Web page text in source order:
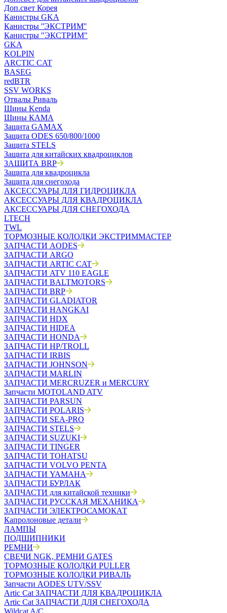
Доп.свет Корея
Канистры GKA
Канистры ''ЭКСТРИМ''
Канистры "ЭКСТРИМ"
GKA
KOLPIN
ARCTIC CAT
BASEG
redBTR
SSV WORKS
Отвалы Риваль
Шины Kenda
Шины КАМА
Защита GAMAX
Защита ODES 650/800/1000
Защита STELS
Защита для китайских квадроциклов
ЗАЩИТА BRP
Защита для квадроцикла
Защита для снегохода
АКСЕССУАРЫ ДЛЯ ГИДРОЦИКЛА
АКСЕССУАРЫ ДЛЯ КВАДРОЦИКЛА
АКСЕССУАРЫ ДЛЯ СНЕГОХОДА
LTECH
TWL
ТОРМОЗНЫЕ КОЛОДКИ ЭКСТРИММАСТЕР
ЗАПЧАСТИ AODES
ЗАПЧАСТИ ARGO
ЗАПЧАСТИ ARTIC CAT
ЗАПЧАСТИ ATV 110 EAGLE
ЗАПЧАСТИ BALTMOTORS
ЗАПЧАСТИ BRP
ЗАПЧАСТИ GLADIATOR
ЗАПЧАСТИ HANGKAI
ЗАПЧАСТИ HDX
ЗАПЧАСТИ HIDEA
ЗАПЧАСТИ HONDA
ЗАПЧАСТИ HP/TROLL
ЗАПЧАСТИ IRBIS
ЗАПЧАСТИ JOHNSON
ЗАПЧАСТИ MARLIN
ЗАПЧАСТИ MERCRUZER и MERCURY
Запчасти MOTOLAND ATV
ЗАПЧАСТИ PARSUN
ЗАПЧАСТИ POLARIS
ЗАПЧАСТИ SEA-PRO
ЗАПЧАСТИ STELS
ЗАПЧАСТИ SUZUKI
ЗАПЧАСТИ TINGER
ЗАПЧАСТИ TOHATSU
ЗАПЧАСТИ VOLVO PENTA
ЗАПЧАСТИ YAMAHA
ЗАПЧАСТИ БУРЛАК
ЗАПЧАСТИ для китайской техники
ЗАПЧАСТИ РУССКАЯ МЕХАНИКА
ЗАПЧАСТИ ЭЛЕКТРОСАМОКАТ
Капролоновые детали
ЛАМПЫ
ПОДШИПНИКИ
РЕМНИ
СВЕЧИ NGK, РЕМНИ GATES
ТОРМОЗНЫЕ КОЛОДКИ PULLER
ТОРМОЗНЫЕ КОЛОДКИ РИВАЛЬ
Запчасти AODES UTV/SSV
Artic Cat ЗАПЧАСТИ ДЛЯ КВАДРОЦИКЛА
Artic Cat ЗАПЧАСТИ ДЛЯ СНЕГОХОДА
Wildcat A/C